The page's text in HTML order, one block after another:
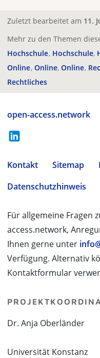
Zuletzt bearbeitet am 11.
Mehr zu den Themen
Hochschule Hochschule
Online Online Online
Rechtliches
open-access.network
Kontakt Sitemap
Datenschutzhinweis
Für allgemeine Fragen
access.network,
Ihnen gerne unter
Verfügung. Alternativ
Kontaktformular
Dr. Anja Oberländer
Universität Konstanz